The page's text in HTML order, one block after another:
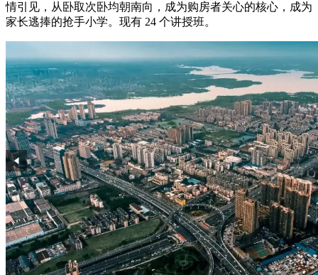
情引见，从卧取次卧均朝南向，成为购房者关心的核心，成为
家长逃捧的抢手小学。现有 24 个讲授班。